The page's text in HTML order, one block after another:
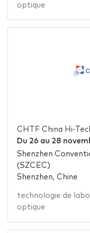
optique
CHTF China Hi-
Du 26au 28
Shenzhen
(SZCEC)
Shenzhen, Chine
technologie de
optique